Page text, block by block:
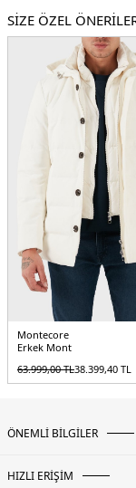
Kalıp Bilgisi :Regular Fit
Detay :
-Model 186 cm
-Kapitoneli
-Astarlı iç cep
-% 100 Poliamid astar
-Çıkarılabilir fermuarlı
-Yanlarda çıtçıt
-Yakada marka logosu
Üretim Yeri : Çin
SİZE ÖZEL
Montecore
Erkek Mont
63.999,00TL38.399,40 TL
ÖNEMLİ BİLGİLER
HIZLI ERİŞİM